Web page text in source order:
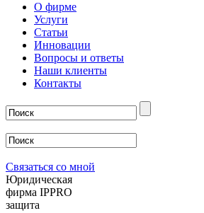
О фирме
Услуги
Статьи
Инновации
Вопросы и ответы
Наши клиенты
Контакты
Связаться со мной
Юридическая
фирма IPPRO
защита